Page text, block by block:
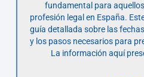
fundamental para
profesión legal en España.
guía detallada sobre las
y los pasos necesarios para
La información aquí